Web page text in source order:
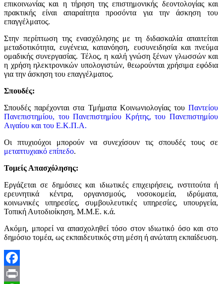
επικοινωνίας και η τήρηση της επιστημονικής δεοντολογίας και
πρακτικής είναι απαραίτητα προσόντα για την άσκηση του
επαγγέλματος.
Στην περίπτωση της ενασχόλησης με τη διδασκαλία απαιτείται
μεταδοτικότητα, ευγένεια, κατανόηση, ευσυνειδησία και πνεύμα
ομαδικής συνεργασίας. Τέλος, η καλή γνώση ξένων γλωσσών και
η χρήση ηλεκτρονικών υπολογιστών, θεωρούνται χρήσιμα εφόδια
για την άσκηση του επαγγέλματος.
Σπουδές:
Σπουδές παρέχονται στα Τμήματα Κοινωνιολογίας του Παντείου
Πανεπιστημίου, του Πανεπιστημίου Κρήτης, του Πανεπιστημίου
Αιγαίου και του Ε.Κ.Π.Α.
Οι πτυχιούχοι μπορούν να συνεχίσουν τις σπουδές τους σε
μεταπτυχιακό επίπεδο.
Τομείς Απασχόλησης:
Εργάζεται σε δημόσιες και ιδιωτικές επιχειρήσεις, ινστιτούτα ή
ερευνητικά κέντρα, οργανισμούς, νοσοκομεία, ιδρύματα,
κοινωνικές υπηρεσίες, συμβουλευτικές υπηρεσίες, υπουργεία,
Τοπική Αυτοδιοίκηση, Μ.Μ.Ε. κ.ά.
Ακόμη, μπορεί να απασχοληθεί τόσο στον ιδιωτικό όσο και στο
δημόσιο τομέα, ως εκπαιδευτικός στη μέση ή ανώτατη εκπαίδευση.
Facebook